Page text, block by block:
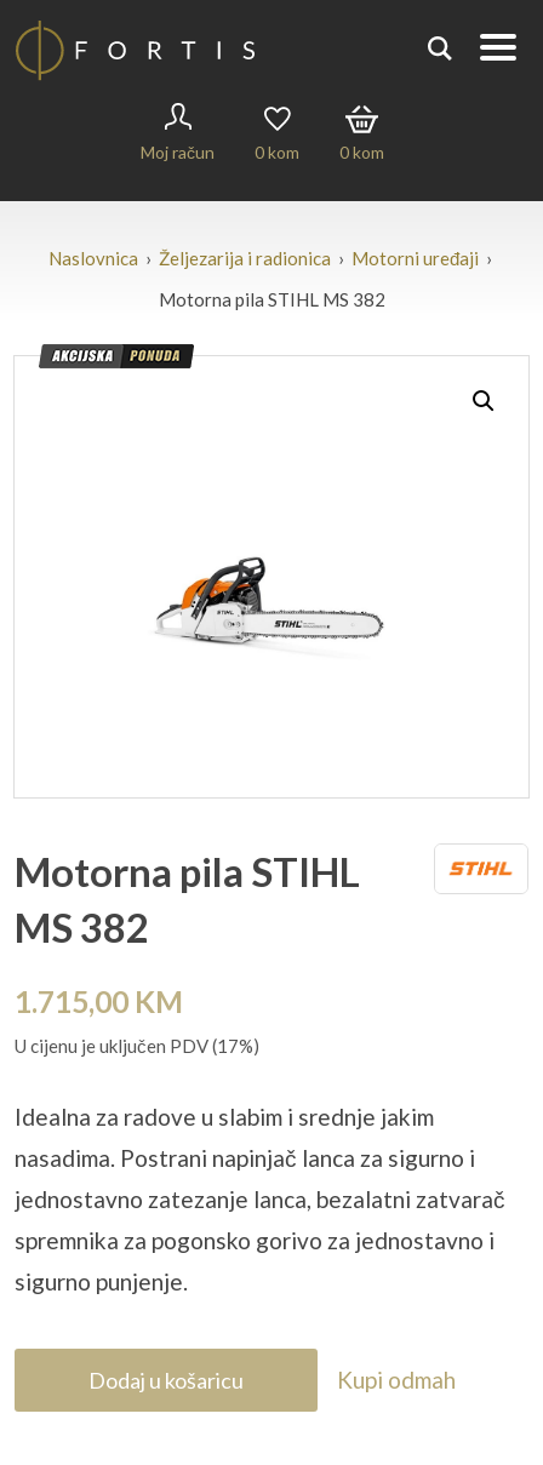
Moj račun 0kom 0kom
Naslovnica › Željezarija i radionica › Motorni uređaji ›
Motorna pila STIHL MS 382
Motorna pila STIHL
MS 382
1.715,00 KM
U cijenu je uključen PDV (17%)
Idealna za radove u slabim i srednje jakim
nasadima. Postrani napinjač lanca za sigurno i
jednostavno zatezanje lanca, bezalatni zatvarač
spremnika za pogonsko gorivo za jednostavno i
sigurno punjenje.
Dodaj u košaricu Kupi odmah